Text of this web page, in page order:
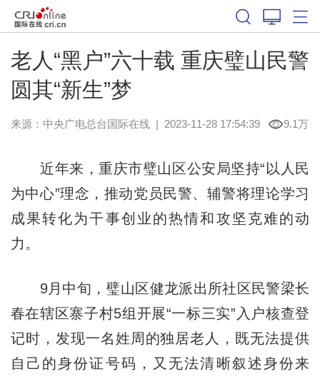
老人“黑户”六十载 重庆璧山民警
圆其“新生”梦
来源：中央广电总台国际在线| 2023-11-28 17:54:39 9.1万
近年来，重庆市璧山区公安局坚持“以人民
为中心”理念，推动党员民警、辅警将理论学习
成果转化为干事创业的热情和攻坚克难的动
力。
9月中旬，璧山区健龙派出所社区民警梁长
春在辖区寨子村5组开展“一标三实”入户核查登
记时，发现一名姓周的独居老人，既无法提供
自己的身份证号码，又无法清晰叙述身份来